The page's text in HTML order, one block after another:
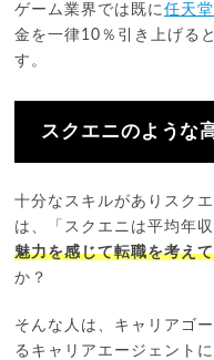
ゲーム業界では既に任天堂
金を一律10％引き上げる
す。
スクエニのような
十分なスキルがありスク
は、「スクエニは平均年
魅力を感じて転職を考え
か？
そんな人は、キャリアゴ
るキャリアエージェント